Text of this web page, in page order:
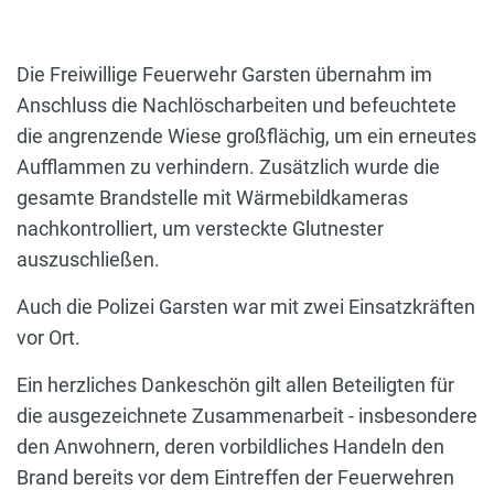
Die Freiwillige Feuerwehr Garsten übernahm im
Anschluss die Nachlöscharbeiten und befeuchtete
die angrenzende Wiese großflächig, um ein erneutes
Aufflammen zu verhindern. Zusätzlich wurde die
gesamte Brandstelle mit Wärmebildkameras
nachkontrolliert, um versteckte Glutnester
auszuschließen.
Auch die Polizei Garsten war mit zwei Einsatzkräften
vor Ort.
Ein herzliches Dankeschön gilt allen Beteiligten für
die ausgezeichnete Zusammenarbeit - insbesondere
den Anwohnern, deren vorbildliches Handeln den
Brand bereits vor dem Eintreffen der Feuerwehren